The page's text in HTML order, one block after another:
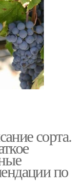
сорта.
по